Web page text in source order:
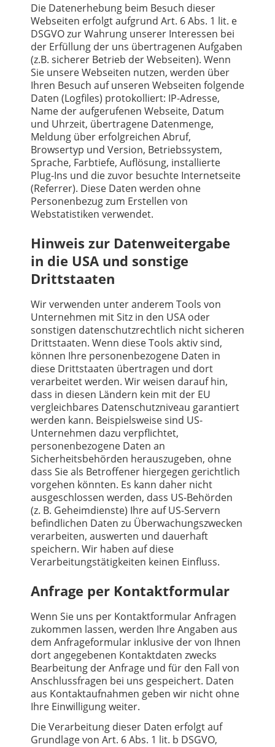
Die Datenerhebung beim Besuch dieser
Webseiten erfolgt aufgrund Art. 6 Abs. 1 lit. e
DSGVO zur Wahrung unserer Interessen bei
der Erfüllung der uns übertragenen Aufgaben
(z.B. sicherer Betrieb der Webseiten). Wenn
Sie unsere Webseiten nutzen, werden über
Ihren Besuch auf unseren Webseiten folgende
Daten (Logfiles) protokolliert: IP-Adresse,
Name der aufgerufenen Webseite, Datum
und Uhrzeit, übertragene Datenmenge,
Meldung über erfolgreichen Abruf,
Browsertyp und Version, Betriebssystem,
Sprache, Farbtiefe, Auflösung, installierte
Plug-Ins und die zuvor besuchte Internetseite
(Referrer). Diese Daten werden ohne
Personenbezug zum Erstellen von
Webstatistiken verwendet.
Hinweis zur Datenweitergabe
in die USA und sonstige
Drittstaaten
Wir verwenden unter anderem Tools von
Unternehmen mit Sitz in den USA oder
sonstigen datenschutzrechtlich nicht sicheren
Drittstaaten. Wenn diese Tools aktiv sind,
können Ihre personenbezogene Daten in
diese Drittstaaten übertragen und dort
verarbeitet werden. Wir weisen darauf hin,
dass in diesen Ländern kein mit der EU
vergleichbares Datenschutzniveau garantiert
werden kann. Beispielsweise sind US-
Unternehmen dazu verpflichtet,
personenbezogene Daten an
Sicherheitsbehörden herauszugeben, ohne
dass Sie als Betroffener hiergegen gerichtlich
vorgehen könnten. Es kann daher nicht
ausgeschlossen werden, dass US-Behörden
(z. B. Geheimdienste) Ihre auf US-Servern
befindlichen Daten zu Überwachungszwecken
verarbeiten, auswerten und dauerhaft
speichern. Wir haben auf diese
Verarbeitungstätigkeiten keinen Einfluss.
Anfrage per Kontaktformular
Wenn Sie uns per Kontaktformular Anfragen
zukommen lassen, werden Ihre Angaben aus
dem Anfrageformular inklusive der von Ihnen
dort angegebenen Kontaktdaten zwecks
Bearbeitung der Anfrage und für den Fall von
Anschlussfragen bei uns gespeichert. Daten
aus Kontaktaufnahmen geben wir nicht ohne
Ihre Einwilligung weiter.
Die Verarbeitung dieser Daten erfolgt auf
Grundlage von Art. 6 Abs. 1 lit. b DSGVO,